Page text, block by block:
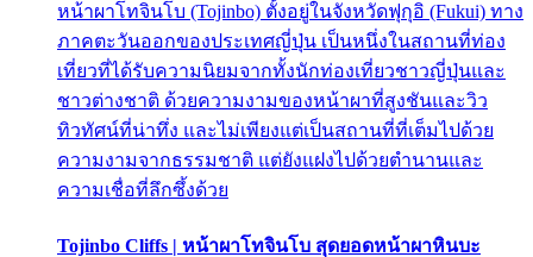
หน้าผาโทจินโบ (Tojinbo) ตั้งอยู่ในจังหวัดฟุกุอิ (Fukui) ทาง
ภาคตะวันออกของประเทศญี่ปุ่น เป็นหนึ่งในสถานที่ท่อง
เที่ยวที่ได้รับความนิยมจากทั้งนักท่องเที่ยวชาวญี่ปุ่นและ
ชาวต่างชาติ ด้วยความงามของหน้าผาที่สูงชันและวิว
ทิวทัศน์ที่น่าทึ่ง และไม่เพียงแต่เป็นสถานที่ที่เต็มไปด้วย
ความงามจากธรรมชาติ แต่ยังแฝงไปด้วยตำนานและ
ความเชื่อที่ลึกซึ้งด้วย
Tojinbo Cliffs | หน้าผาโทจินโบ สุดยอดหน้าผาหินบะ